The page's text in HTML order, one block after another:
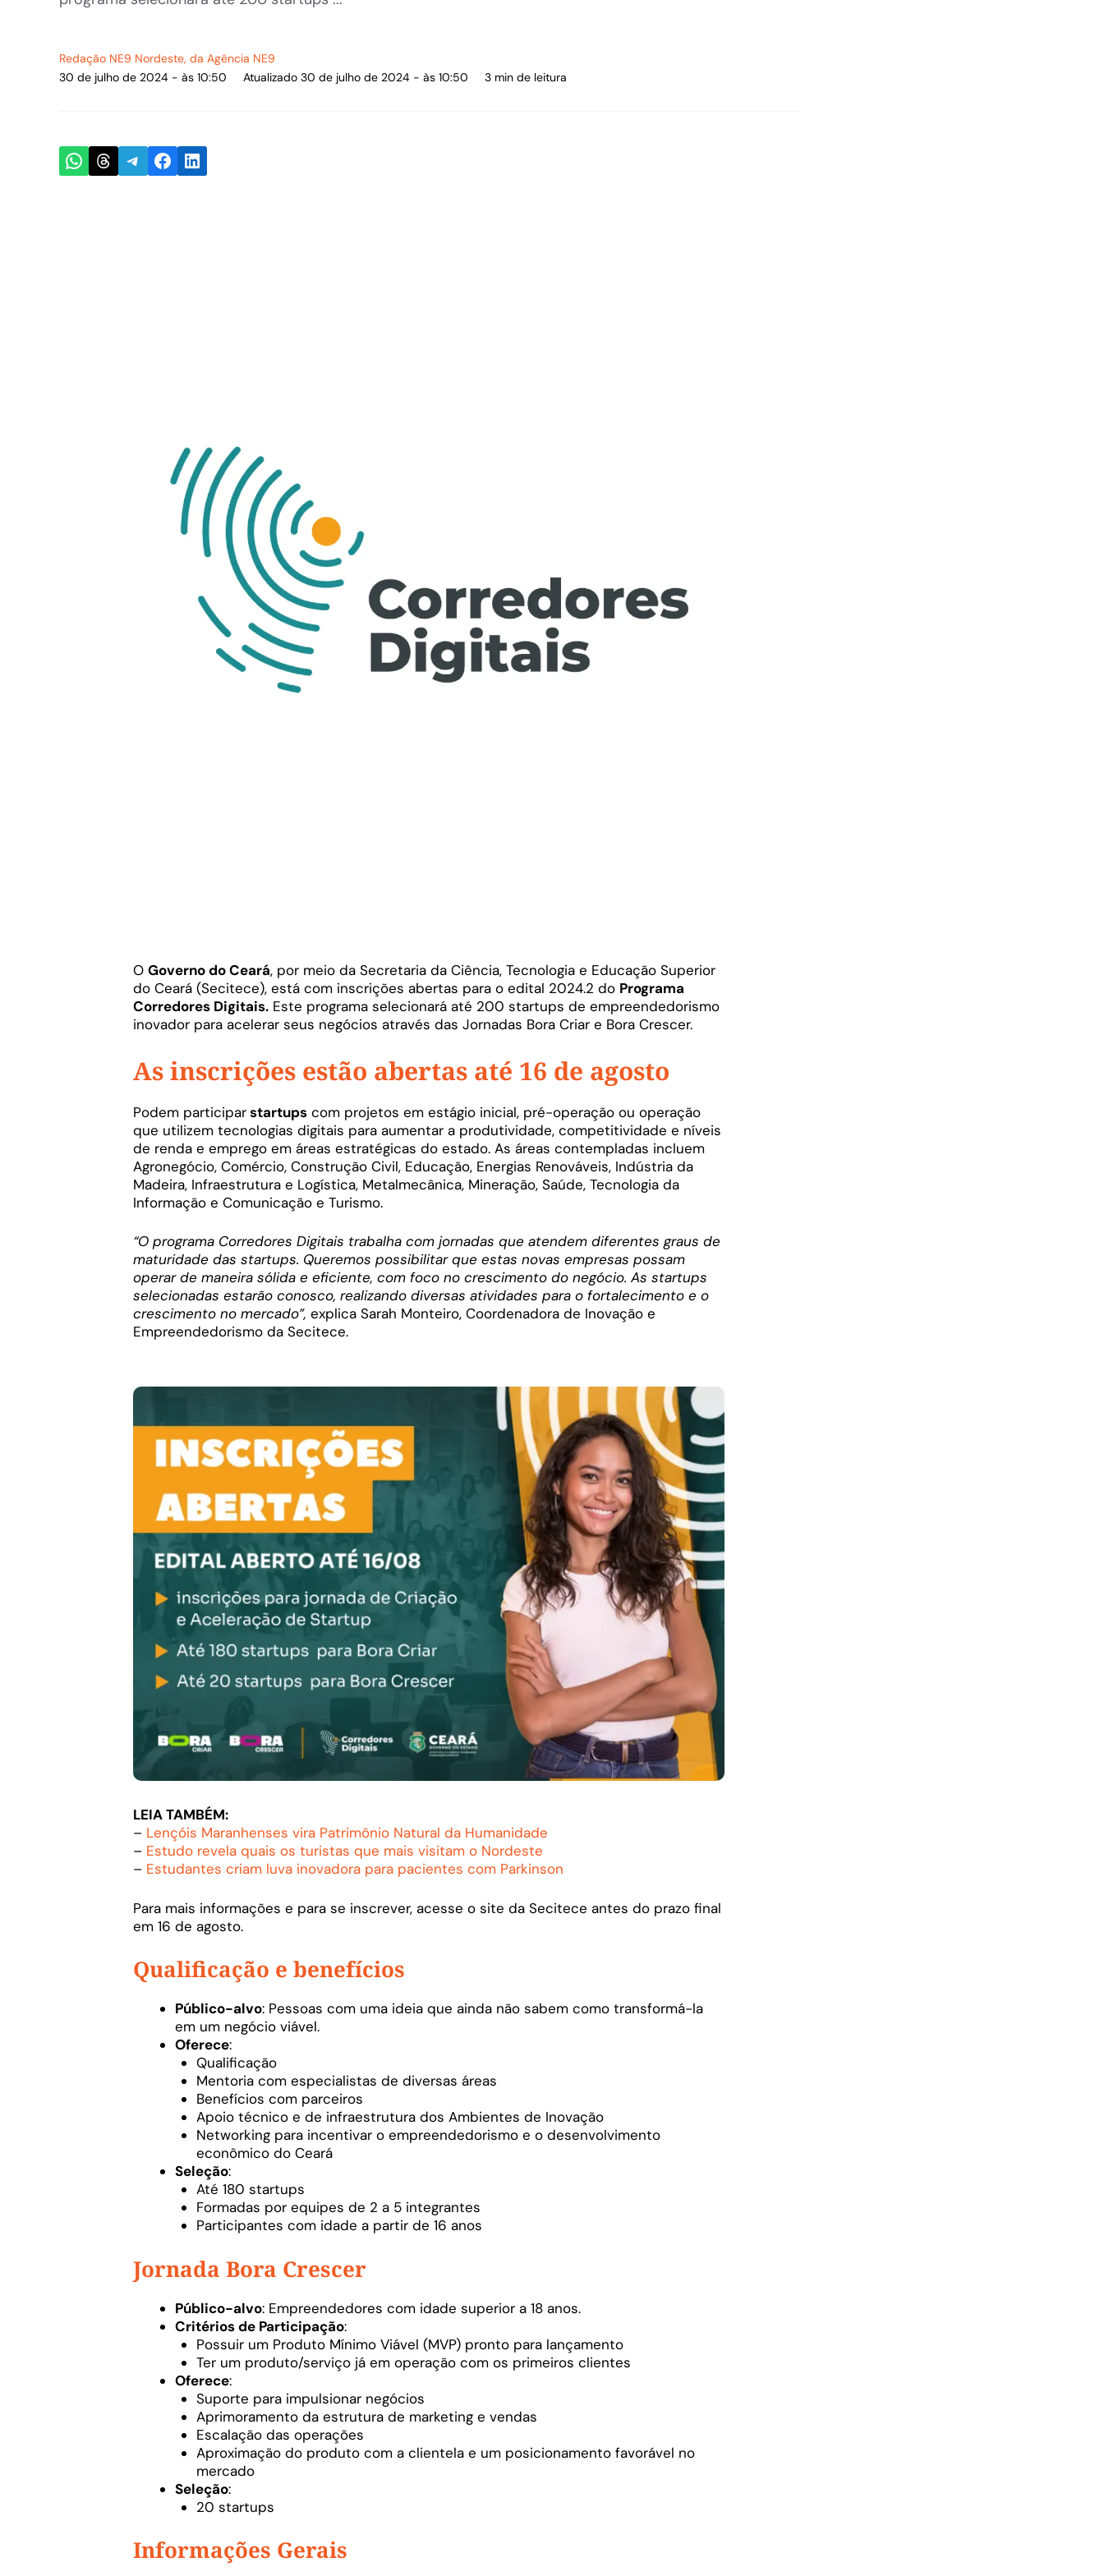
Redação NE9 Nordeste, da Agência NE9
30 de julho de 2024 - às 10:50
Atualizado 30 de julho de 2024 - às 10:50 3 min de leitura
Share on WhatsApp
Share on Threads
Share on Telegram
Share on Facebook
Share on LinkedIn
O Governo do Ceará, por meio da Secretaria da Ciência, Tecnologia e Educação Superior
do Ceará (Secitece), está com inscrições abertas para o edital 2024.2 do Programa
Corredores Digitais. Este programa selecionará até 200 startups de empreendedorismo
inovador para acelerar seus negócios através das Jornadas Bora Criar e Bora Crescer.
As inscrições estão abertas até 16 de agosto
Podem participarstartups com projetos em estágio inicial, pré-operação ou operação
que utilizem tecnologias digitais para aumentar a produtividade, competitividade e níveis
de renda e emprego em áreas estratégicas do estado. As áreas contempladas incluem
Agronegócio, Comércio, Construção Civil, Educação, Energias Renováveis, Indústria da
Madeira, Infraestrutura e Logística, Metalmecânica, Mineração, Saúde, Tecnologia da
Informação e Comunicação e Turismo.
“O programa Corredores Digitais trabalha com jornadas que atendem diferentes graus de
maturidade das startups. Queremos possibilitar que estas novas empresas possam
operar de maneira sólida e eficiente, com foco no crescimento do negócio. As startups
selecionadas estarão conosco, realizando diversas atividades para o fortalecimento e o
crescimento no mercado”, explica Sarah Monteiro, Coordenadora de Inovação e
Empreendedorismo da Secitece.
LEIA TAMBÉM:
– Lençóis Maranhenses vira Patrimônio Natural da Humanidade
– Estudo revela quais os turistas que mais visitam o Nordeste
– Estudantes criam luva inovadora para pacientes com Parkinson
Para mais informações e para se inscrever, acesse o site da Secitece antes do prazo final
em 16 de agosto.
Qualificação e benefícios
Público-alvo: Pessoas com uma ideia que ainda não sabem como transformá-la
em um negócio viável.
Oferece:
Qualificação
Mentoria com especialistas de diversas áreas
Benefícios com parceiros
Apoio técnico e de infraestrutura dos Ambientes de Inovação
Networking para incentivar o empreendedorismo e o desenvolvimento
econômico do Ceará
Seleção:
Até 180 startups
Formadas por equipes de 2 a 5 integrantes
Participantes com idade a partir de 16 anos
Jornada Bora Crescer
Público-alvo: Empreendedores com idade superior a 18 anos.
Critérios de Participação:
Possuir um Produto Mínimo Viável (MVP) pronto para lançamento
Ter um produto/serviço já em operação com os primeiros clientes
Oferece:
Suporte para impulsionar negócios
Aprimoramento da estrutura de marketing e vendas
Escalação das operações
Aproximação do produto com a clientela e um posicionamento favorável no
mercado
Seleção:
20 startups
Informações Gerais